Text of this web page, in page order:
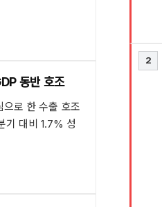
동반 호조
로 한 수출 호조
기 대비 1.7% 성
2